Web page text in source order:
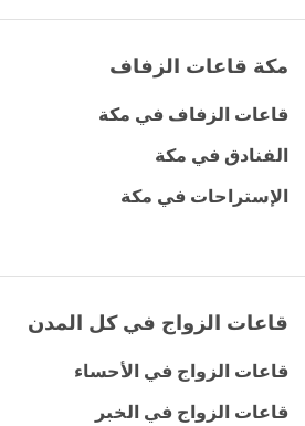
مكة قاعات الزفاف
قاعات الزفاف في مكة
الفنادق في مكة
الإستراحات في مكة
قاعات الزواج في كل المدن
قاعات الزواج في الأحساء
قاعات الزواج في الخبر